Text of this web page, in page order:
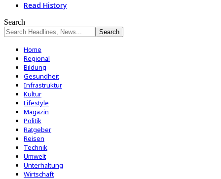
Read History
Search
Home
Regional
Bildung
Gesundheit
Infrastruktur
Kultur
Lifestyle
Magazin
Politik
Ratgeber
Reisen
Technik
Umwelt
Unterhaltung
Wirtschaft